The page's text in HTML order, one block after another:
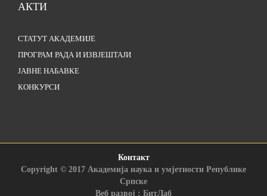
АКТИ
СТАТУТ АКАДЕМИЈЕ
ПРОГРАМ РАДА И ИЗВЈЕШТАЈИ
ЈАВНЕ НАБАВКЕ
КОНКУРСИ
Контакт
Copyright © 2017 Академија наука и умјетности Републике
Српске
Веб развој : БитЛаб